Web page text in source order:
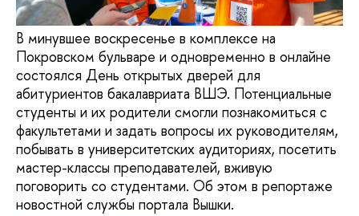
В минувшее воскресенье в комплексе на
Покровском бульваре и одновременно в онлайне
состоялся День открытых дверей для
абитуриентов бакалавриата ВШЭ. Потенциальные
студенты и их родители смогли познакомиться с
факультетами и задать вопросы их руководителям,
побывать в университетских аудиториях, посетить
мастер-классы преподавателей, вживую
поговорить со студентами. Об этом в репортаже
новостной службы портала Вышки.